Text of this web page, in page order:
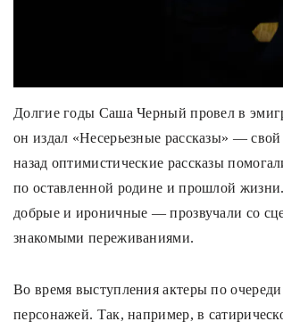
Долгие годы Саша Черный провел в
он издал «Несерьезные рассказы» —
назад оптимистические рассказы
по оставленной родине и прошлой
добрые и ироничные — прозвучали со
знакомыми переживаниями.
Во время выступления актеры по
персонажей. Так, например, в